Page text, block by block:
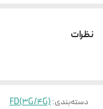
قابلیت پشتیبانی از SMS:دارد
باتری:دارد
نظرات
دسته‌بندی:
FD(3G/4G)